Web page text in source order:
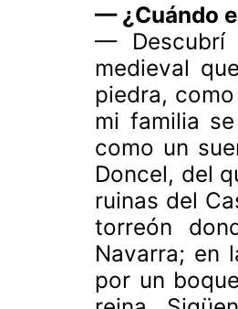
— ¿Cuándo
— Descubrí
medieval
piedra,
mi familia
como un
Doncel, del
ruinas del
torreón
Navarra; en
por un